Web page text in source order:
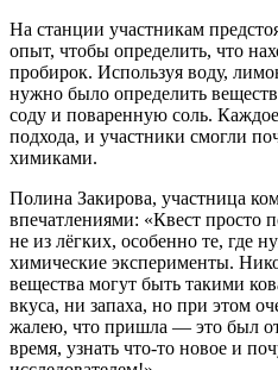
На станции участникам
опыт, чтобы определить, что
пробирок. Используя воду,
нужно было определить
соду и поваренную соль.
подхода, и участники cмогли
химиками.
Полина Закирова, участница
впечатлениями: «Квест просто
не из лёгких, особенно те, где
химические эксперименты.
вещества могут быть такими
вкуса, ни запаха, но при этом
жалею, что пришла — это был
время, узнать что-то новое и